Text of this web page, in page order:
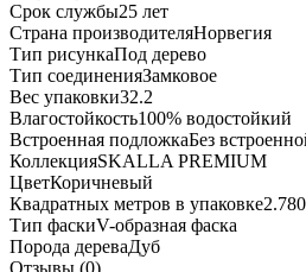
Срок службы25 лет
Страна производителяНорвегия
Тип рисункаПод дерево
Тип соединенияЗамковое
Вес упаковки32.2
Влагостойкость100% водостойкий
Встроенная подложкаБез
КоллекцияSKALLA PREMIUM
ЦветКоричневый
Квадратных метров в упаковке
Тип фаскиV-образная фаска
Порода дереваДуб
Отзывы (0)